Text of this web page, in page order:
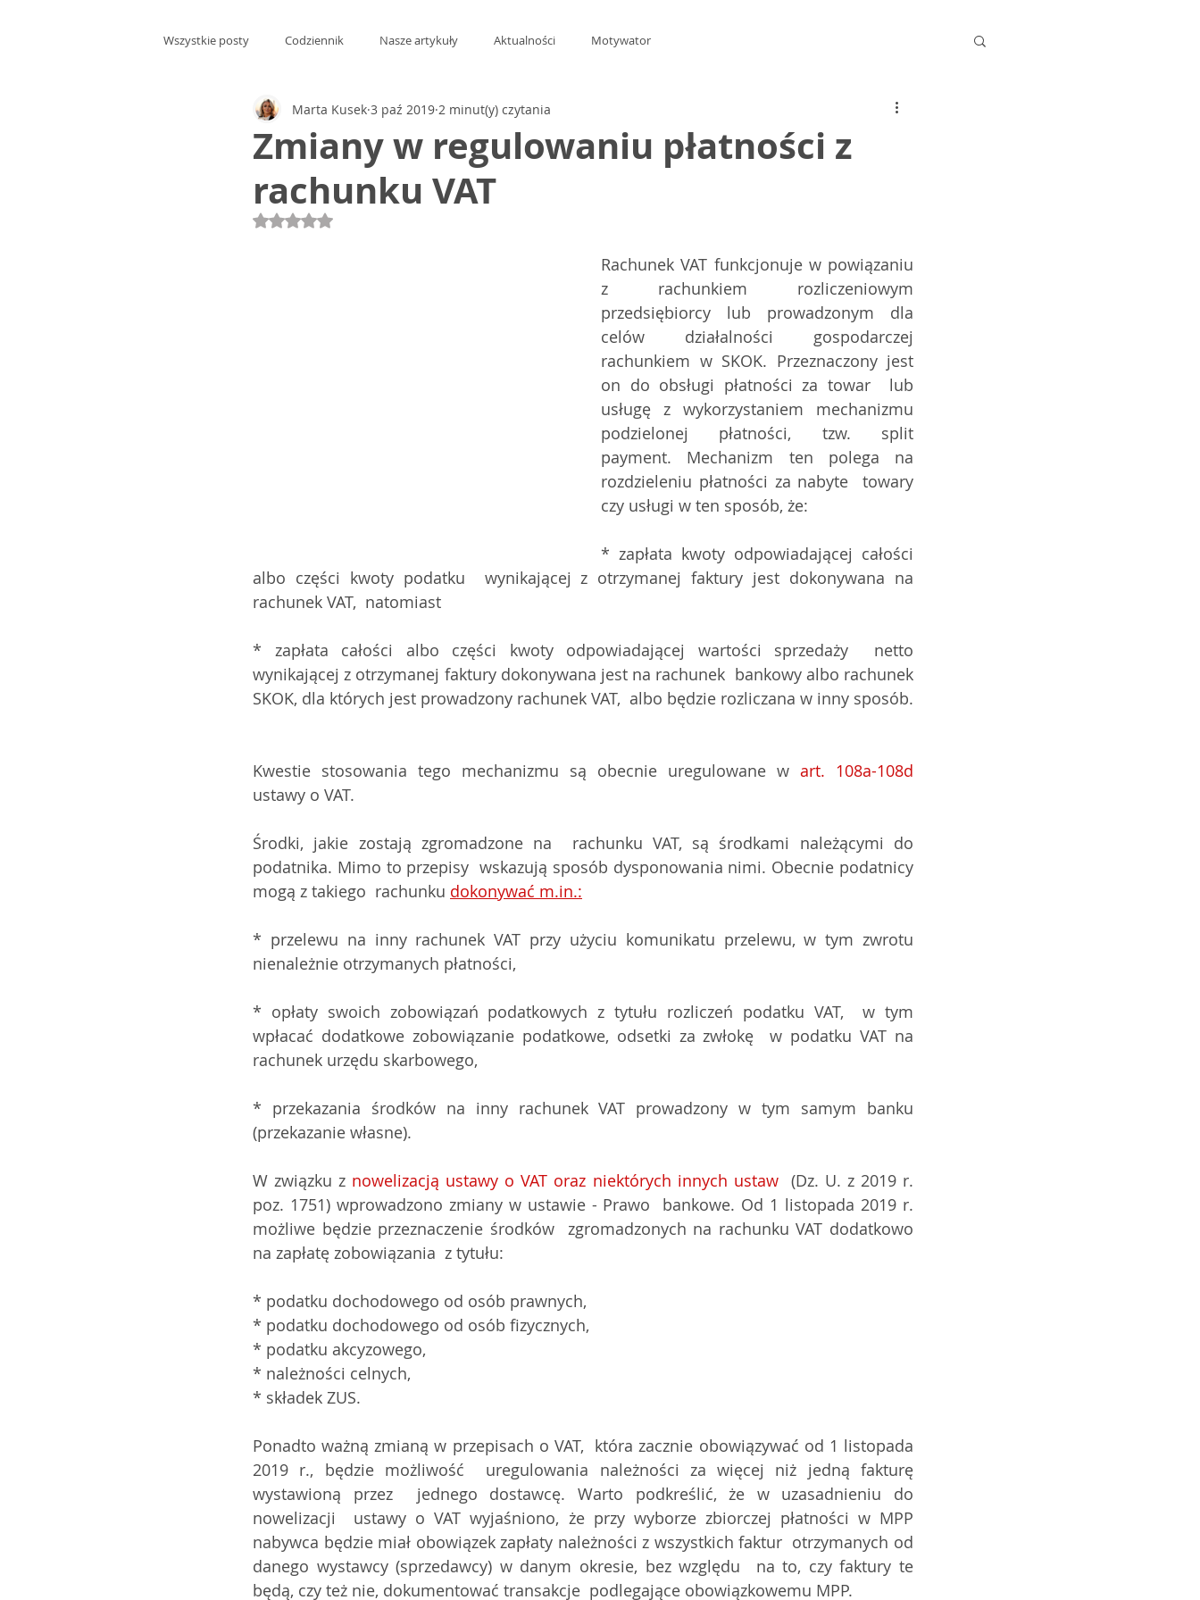
Wszystkie posty Codziennik Nasze artykuły Aktualności Motywator
Zmiany w regulowaniu płatności z
rachunku VAT
Marta Kusek 3 paź 2019 2 minut(y) czytania
Oceniono na NaN z 5 gwiazdek.
Rachunek VAT funkcjonuje w powiązaniu
z rachunkiem rozliczeniowym
przedsiębiorcy lub prowadzonym dla
celów działalności gospodarczej
rachunkiem w SKOK. Przeznaczony jest
on do obsługi płatności za towar  lub
usługę z wykorzystaniem mechanizmu
podzielonej płatności, tzw. split
payment. Mechanizm ten polega na
rozdzieleniu płatności za nabyte  towary
czy usługi w ten sposób, że:
* zapłata kwoty odpowiadającej całości
albo części kwoty podatku  wynikającej z otrzymanej faktury jest dokonywana na
rachunek VAT,  natomiast
* zapłata całości albo części kwoty odpowiadającej wartości sprzedaży  netto
wynikającej z otrzymanej faktury dokonywana jest na rachunek  bankowy albo rachunek
Kwestie stosowania tego mechanizmu są obecnie uregulowane w art. 108a-108d
ustawy o VAT.
Środki, jakie zostają zgromadzone na  rachunku VAT, są środkami należącymi do
podatnika. Mimo to przepisy  wskazują sposób dysponowania nimi. Obecnie podatnicy
mogą z takiego  rachunku dokonywać m.in.:
* przelewu na inny rachunek VAT przy użyciu komunikatu przelewu, w tym zwrotu
nienależnie otrzymanych płatności,
* opłaty swoich zobowiązań podatkowych z tytułu rozliczeń podatku VAT,  w tym
wpłacać dodatkowe zobowiązanie podatkowe, odsetki za zwłokę  w podatku VAT na
rachunek urzędu skarbowego,
* przekazania środków na inny rachunek VAT prowadzony w tym samym banku
(przekazanie własne).
W związku z nowelizacją ustawy o VAT oraz niektórych innych ustaw
  (Dz. U. z 2019 r.
poz. 1751) wprowadzono zmiany w ustawie - Prawo  bankowe. Od 1 listopada 2019 r.
możliwe będzie przeznaczenie środków  zgromadzonych na rachunku VAT dodatkowo
na zapłatę zobowiązania  z tytułu:
* podatku dochodowego od osób prawnych,
* podatku dochodowego od osób fizycznych,
* podatku akcyzowego,
* należności celnych,
* składek ZUS.
Ponadto ważną zmianą w przepisach o VAT,  która zacznie obowiązywać od 1 listopada
2019 r., będzie możliwość  uregulowania należności za więcej niż jedną fakturę
wystawioną przez  jednego dostawcę. Warto podkreślić, że w uzasadnieniu do
nowelizacji  ustawy o VAT wyjaśniono, że przy wyborze zbiorczej płatności w MPP
nabywca będzie miał obowiązek zapłaty należności z wszystkich faktur  otrzymanych od
danego wystawcy (sprzedawcy) w danym okresie, bez względu  na to, czy faktury te
będą, czy też nie, dokumentować transakcje  podlegające obowiązkowemu MPP.